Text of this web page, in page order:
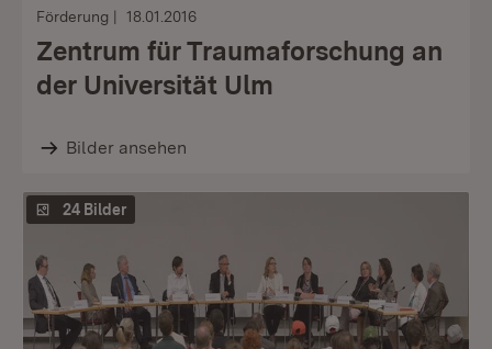
Förderung 18.01.2016
Zentrum für Traumaforschung an
der Universität Ulm
Bilder ansehen
24 Bilder